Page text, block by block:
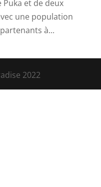
Puka et de deux
une population
à...
2022